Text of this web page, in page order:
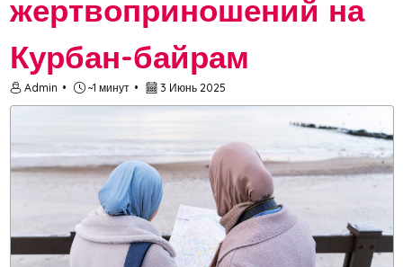
жертвоприношений на
Курбан-байрам
Admin ~1 минут 3 Июнь 2025